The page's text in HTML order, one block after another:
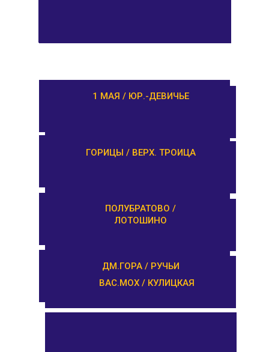
РАМЕШКИ / НИКОЛЬСКОЕ
ЗАВИДОВО /
НОВОЗАВИДОВО
РЕДКИНО / ГОРОДНЯ
ПРОЛЕТАРКА / ЧЕРКАССЫ
1 МАЯ / ЮР.-ДЕВИЧЬЕ
ГОРИЦЫ / ВЕРХ. ТРОИЦА
ПОЛУБРАТОВО /
ЛОТОШИНО
ДМ.ГОРА / РУЧЬИ
ВАС.МОХ / КУЛИЦКАЯ